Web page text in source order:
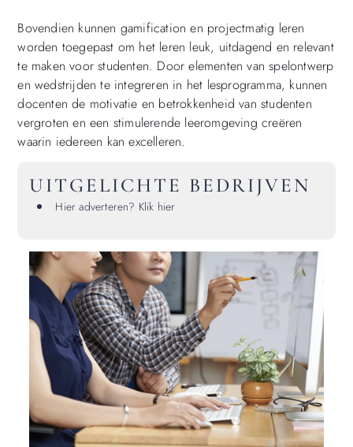
Bovendien kunnen gamification en projectmatig leren
worden toegepast om het leren leuk, uitdagend en relevant
te maken voor studenten. Door elementen van spelontwerp
en wedstrijden te integreren in het lesprogramma, kunnen
docenten de motivatie en betrokkenheid van studenten
vergroten en een stimulerende leeromgeving creëren
waarin iedereen kan excelleren.
UITGELICHTE BEDRIJVEN
Hier adverteren? Klik hier